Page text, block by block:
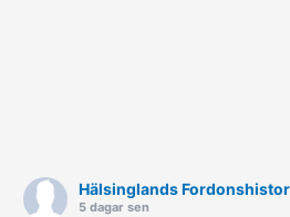
Hälsinglands
5 dagar sen